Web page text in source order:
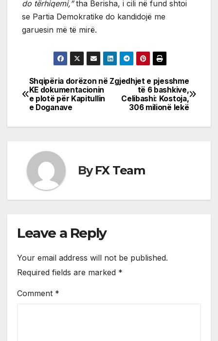
do tërhiqemi,”tha Berisha, i cili në fund shtoi
se Partia Demokratike do kandidojë me
garuesin më të mirë.
Post
navigation
Zgjedhjet e pjesshme
të 6 bashkive,
Celibashi: Kostoja,
306 milionë lekë
Shqipëria dorëzon në
KE dokumentacionin
e plotë për Kapitullin
e Doganave
ByFX Team
Leave a Reply
Your email address will not be published.
Required fields are marked *
Comment *